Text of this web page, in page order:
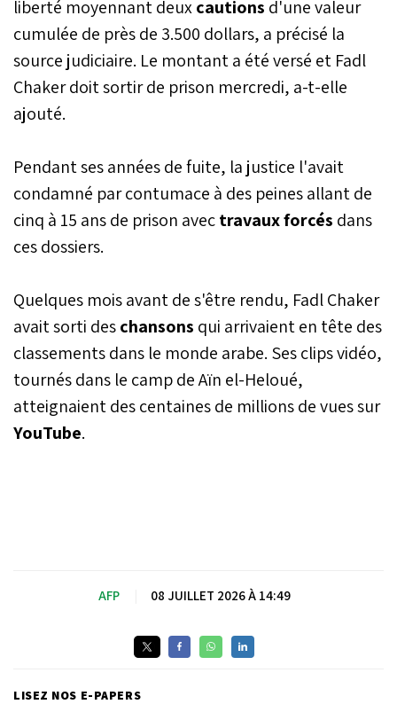
liberté moyennant deuxcautions d'une valeur
cumulée de près de 3.500 dollars, a précisé la
source judiciaire. Le montant a été versé et Fadl
Chaker doit sortir de prison mercredi, a-t-elle
ajouté.
Pendant ses années de fuite, la justice l'avait
condamné par contumace à des peines allant de
cinq à 15 ans de prison avectravaux forcés dans
ces dossiers.
Quelques mois avant de s'être rendu, Fadl Chaker
avait sorti deschansons qui arrivaient en tête des
classements dans le monde arabe. Ses clips vidéo,
tournés dans le camp de Aïn el-Heloué,
atteignaient des centaines de millions de vues sur
YouTube.
AFP 08 JUILLET 2026 À 14:49
LISEZ NOS E-PAPERS